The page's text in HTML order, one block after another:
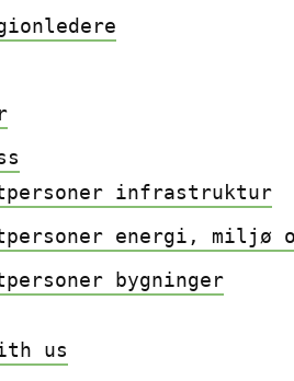
infrastruktur
energi, miljø
bygninger
us